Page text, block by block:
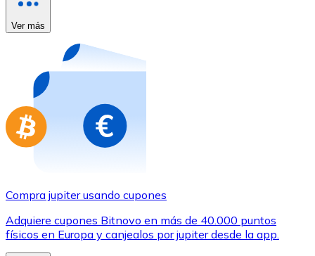
Compra tarjetas regalo de tus marcas favoritas con
Ir a la tienda de tarjetas regalo
Ver más
Compra jupiter usando cupones
Adquiere cupones Bitnovo en más de 40.000 puntos
físicos en Europa y canjealos por jupiter desde la app.